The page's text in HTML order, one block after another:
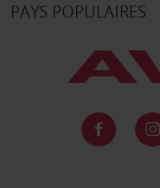
PAYS POPULAIRES